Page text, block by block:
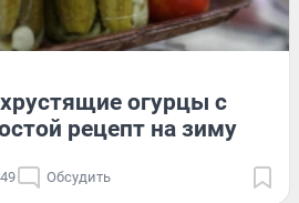
огурцы с
рецепт на зиму
Обсудить